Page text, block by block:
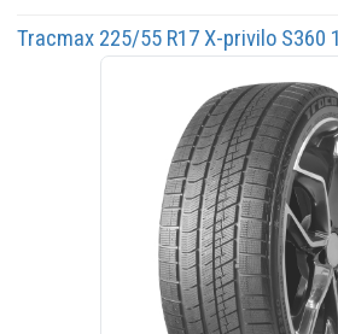
Tracmax 225/55 R17 X-privilo S360